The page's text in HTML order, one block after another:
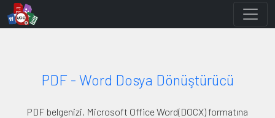
PDF - Word Dosya Dönüştürücü
PDF belgenizi, Microsoft Office Word(DOCX) formatına